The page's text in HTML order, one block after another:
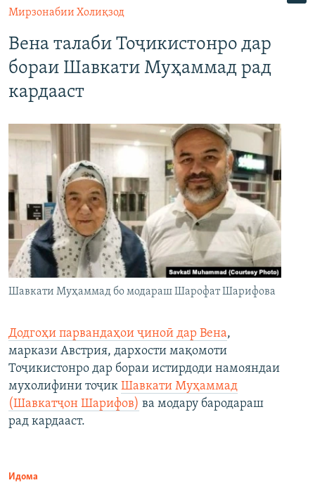
Мирзонабии Холиқзод
Вена талаби Тоҷикистонро дар
бораи Шавкати Муҳаммад рад
кардааст
Шавкати Муҳаммад бо модараш Шарофат Шарифова
Додгоҳи парвандаҳои ҷиноӣ дар Вена,
маркази Австрия, дархости мақомоти
Тоҷикистонро дар бораи истирдоди намояндаи
мухолифини тоҷик Шавкати Муҳаммад
(Шавкатҷон Шарифов) ва модару бародараш
рад кардааст.
Идома